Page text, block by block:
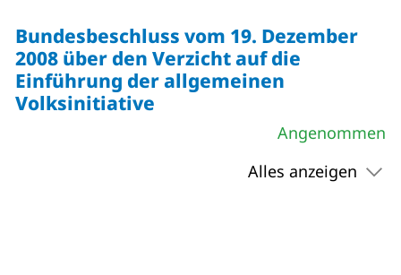
Bundesbeschluss vom 19. Dezember
2008 über den Verzicht auf die
Einführung der allgemeinen
Volksinitiative
Angenommen
Alles anzeigen